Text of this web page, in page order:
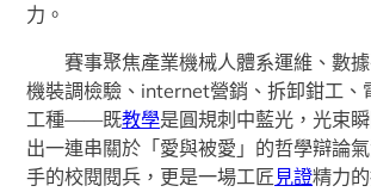
力。
賽事聚焦產業機械人體系運維、數
機裝調檢驗、internet營銷、拆卸鉗工、
工種——既教學是圓規刺中藍光，光束
出一連串關於「愛與被愛」的哲學辯論
手的校閱閱兵，更是一場工匠 見證精力